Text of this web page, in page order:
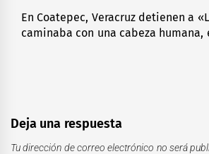
Next
post:
En Coatepec, Veracruz detienen a
caminaba con una cabeza humana,
Deja una respuesta
Tu dirección de correo electrónico no será